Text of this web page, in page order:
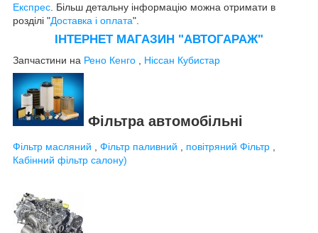
Експрес . Більш детальну інформацію можна отримати в
розділі "Доставка і оплата".
ІНТЕРНЕТ МАГАЗИН "АВТОГАРАЖ"
Запчастини на Рено Кенго , Ніссан Кубистар
Фільтра автомобільні
Фільтр масляний Фільтр паливний повітряний Фільтр
Кабінний фільтр салону)